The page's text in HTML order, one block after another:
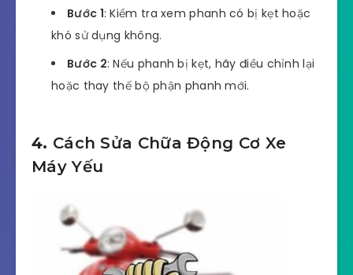
Bước 1: Kiểm tra xem phanh có bị kẹt hoặc
khó sử dụng không.
Bước 2: Nếu phanh bị kẹt, hãy điều chỉnh lại
hoặc thay thế bộ phận phanh mới.
4. Cách Sửa Chữa Động Cơ Xe
Máy Yếu